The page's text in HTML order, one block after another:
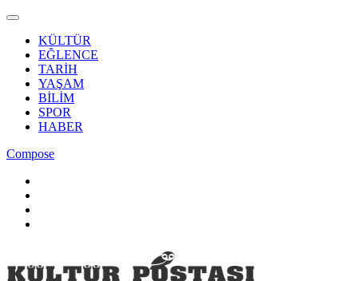
KÜLTÜR
EĞLENCE
TARİH
YAŞAM
BİLİM
SPOR
HABER
Compose